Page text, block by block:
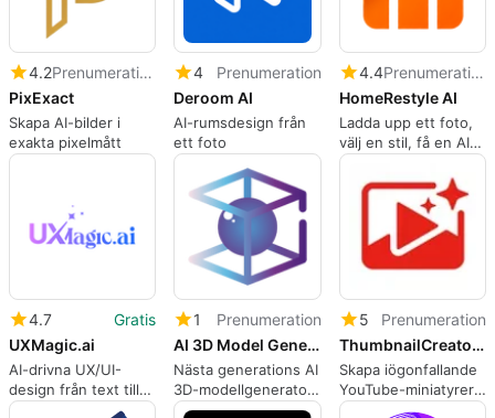
datalagring av din
användning.
4.2
Prenumeration
PixExact
Skapa AI-bilder i
exakta pixelmått
4
Prenumeration
Deroom AI
AI-rumsdesign från
ett foto
4.4
Prenumeration
HomeRestyle AI
Ladda upp ett foto,
välj en stil, få en AI-
fotorealistisk
omdesign på några
sekunder.
4.7
Gratis
UXMagic.ai
AI-drivna UX/UI-
design från text till
produktionsklara
1
Prenumeration
AI 3D Model Generator
Nästa generations AI
3D-modellgenerator
– Skapa fantastiska
5
Prenumeration
ThumbnailCreator.comv1.1
Skapa iögonfallande
YouTube-miniatyrer
enkelt